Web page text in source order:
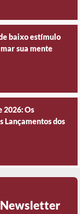
baixo estímulo
sua mente
2026: Os
Lançamentos dos
Newsletter